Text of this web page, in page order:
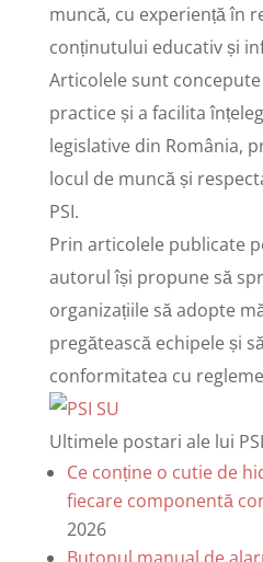
muncă, cu experiență în
conținutului educativ și
Articolele sunt
practice și a facilita
legislative din România,
locul de muncă și
PSI.
Prin articolele publicate
autorul își propune să
organizațiile să adopte
pregătească echipele și
conformitatea cu
Ultimele postari ale lui
Ce conține o cutie de
fiecare componentă
2026